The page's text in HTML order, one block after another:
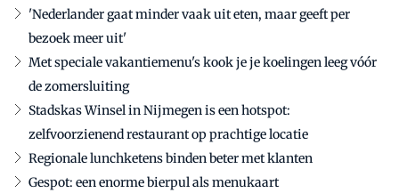
'Nederlander gaat minder vaak uit eten, maar geeft per
bezoek meer uit'
Met speciale vakantiemenu's kook je je koelingen leeg vóór
de zomersluiting
Stadskas Winsel in Nijmegen is een hotspot:
zelfvoorzienend restaurant op prachtige locatie
Regionale lunchketens binden beter met klanten
Gespot: een enorme bierpul als menukaart